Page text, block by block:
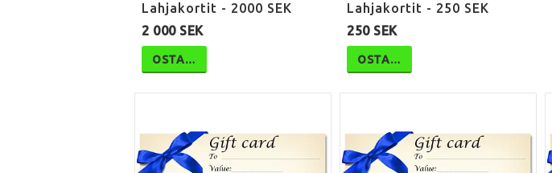
Lahjakortit - 2000 SEK
2 000 SEK
OSTA…
Lahjakortit - 250 SEK
250 SEK
OSTA…